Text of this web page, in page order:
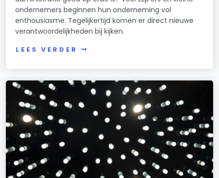
ondernemers beginnen hun onderneming vol
enthousiasme. Tegelijkertijd komen er direct nieuwe
verantwoordelijkheden bij kijken.
LEES VERDER